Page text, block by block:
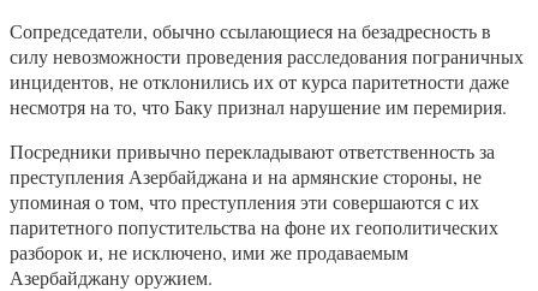
Сопредседатели, обычно ссылающиеся на безадресность в
силу невозможности проведения расследования пограничных
инцидентов, не отклонились их от курса паритетности даже
несмотря на то, что Баку признал нарушение им перемирия.
Посредники привычно перекладывают ответственность за
преступления Азербайджана и на армянские стороны, не
упоминая о том, что преступления эти совершаются с их
паритетного попустительства на фоне их геополитических
разборок и, не исключено, ими же продаваемым
Азербайджану оружием.